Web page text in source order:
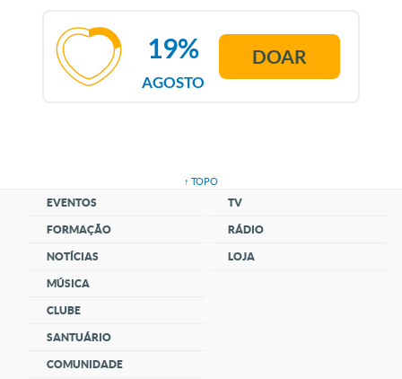
AGOSTO
19% DOAR
↑ TOPO
EVENTOS
FORMAÇÃO
NOTÍCIAS
MÚSICA
CLUBE
SANTUÁRIO
COMUNIDADE
TV
RÁDIO
LOJA